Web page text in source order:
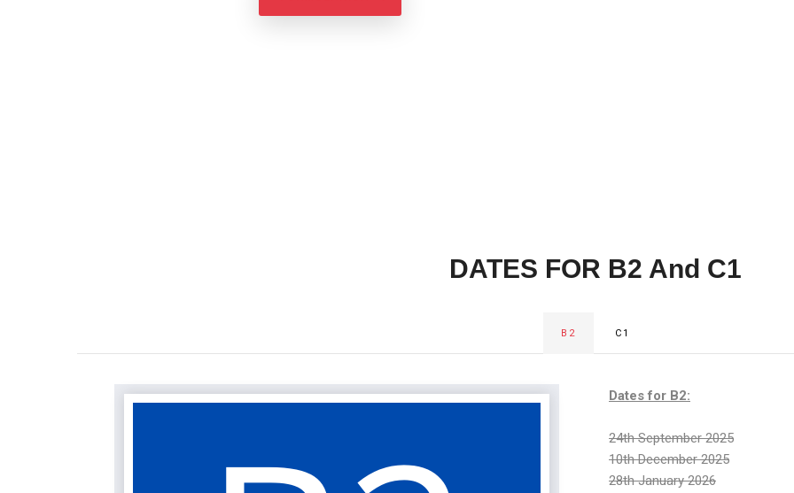
DATES FOR B2 And C1
B2 C1
Dates for B2:
24th September 2025
10th December 2025
28th January 2026